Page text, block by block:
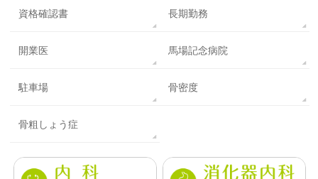
資格確認書 長期勤務
開業医 馬場記念病院
駐車場 骨密度
骨粗しょう症